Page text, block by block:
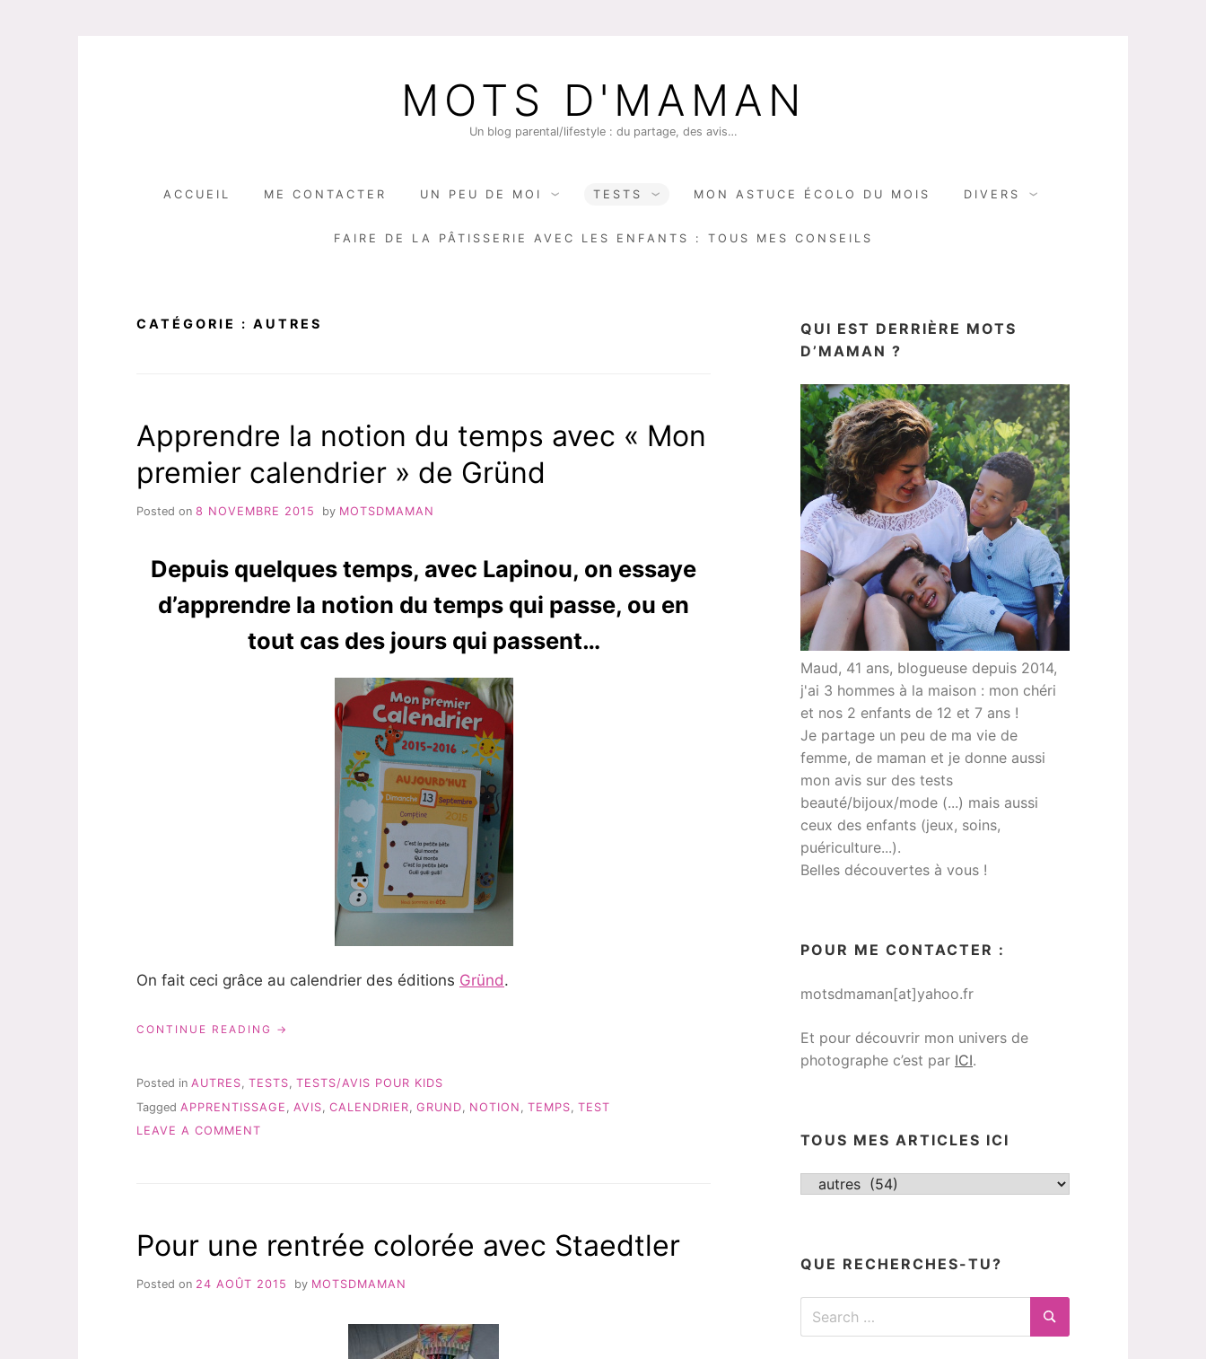
MOTS D'MAMAN
Un blog parental/lifestyle : du partage, des avis…
ACCUEIL ME CONTACTER UN PEU DE MOI TESTS MON ASTUCE ÉCOLO DU MOIS DIVERS
FAIRE DE LA PÂTISSERIE AVEC LES ENFANTS : TOUS MES CONSEILS
CATÉGORIE : AUTRES
Apprendre la notion du temps avec « Mon
premier calendrier » de Gründ
Posted on 8 NOVEMBRE 2015 by MOTSDMAMAN
Depuis quelques temps, avec Lapinou, on essaye
d’apprendre la notion du temps qui passe, ou en
tout cas des jours qui passent…
On fait ceci grâce au calendrier des éditions Gründ.
CONTINUE READING « APPRENDRE
DU
AVEC
Posted in AUTRES, TESTS, TESTS/AVIS POUR KIDS
Tagged APPRENTISSAGE AVIS CALENDRIER GRUND NOTION TEMPS TEST
LEAVE A COMMENT
AVEC
« MON
CALENDRIER »
Pour une rentrée colorée avec Staedtler
Posted on 24 AOÛT 2015 by MOTSDMAMAN
QUI EST DERRIÈRE MOTS
D’MAMAN ?
Maud, 41 ans, blogueuse depuis 2014,
j'ai 3 hommes à la maison : mon chéri
et nos 2 enfants de 12 et 7 ans !
Je partage un peu de ma vie de
femme, de maman et je donne aussi
mon avis sur des tests
beauté/bijoux/mode (...) mais aussi
ceux des enfants (jeux, soins,
puériculture...).
Belles découvertes à vous !
POUR ME CONTACTER :
motsdmaman[at]yahoo.fr
Et pour découvrir mon univers de
photographe c’est par ICI.
TOUS MES ARTICLES ICI
Tous
QUE RECHERCHES-TU?
Search
Search